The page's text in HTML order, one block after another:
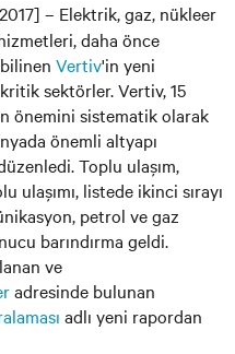
– Elektrik, gaz, nükleer
daha önce
Vertiv'in yeni
sektörler. Vertiv, 15
önemini sistematik olarak
önemli altyapı
Toplu ulaşım,
ulaşımı, listede ikinci sırayı
petrol ve gaz
barındırma geldi.
ve
adresinde bulunan
adlı yeni rapordan